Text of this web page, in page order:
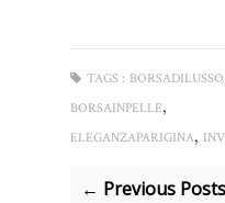
TAGS : BORSADILUSSO
BORSAINPELLE,
ELEGANZAPARIGINA,
← Previous Posts